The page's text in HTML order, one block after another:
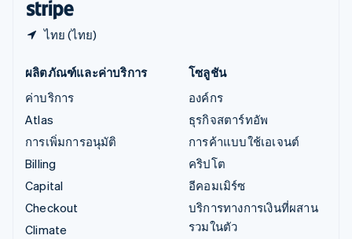
ไทย (ไทย)
ผลิตภัณฑ์และค่าบริการ
ค่าบริการ
Atlas
การเพิ่มการอนุมัติ
Billing
Capital
Checkout
Climate
โซลูชัน
องค์กร
ธุรกิจสตาร์ทอัพ
การค้าแบบใช้เอเจนต์
คริปโต
อีคอมเมิร์ซ
บริการทางการเงินที่ผสาน
รวมในตัว